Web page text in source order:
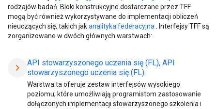
rodzajów badań. Bloki konstrukcyjne dostarczane przez TFF
mogą być również wykorzystywane do implementacji obliczeń
nieuczących się, takich jakanalityka federacyjna . Interfejsy TFF są
zorganizowane w dwóch głównych warstwach:
chevron_right
API stowarzyszonego uczenia się (FL), API
stowarzyszonego uczenia się (FL).
Warstwa ta oferuje zestaw interfejsów wysokiego
poziomu, które umożliwiają programistom zastosowanie
dołączonych implementacji stowarzyszonego szkolenia i